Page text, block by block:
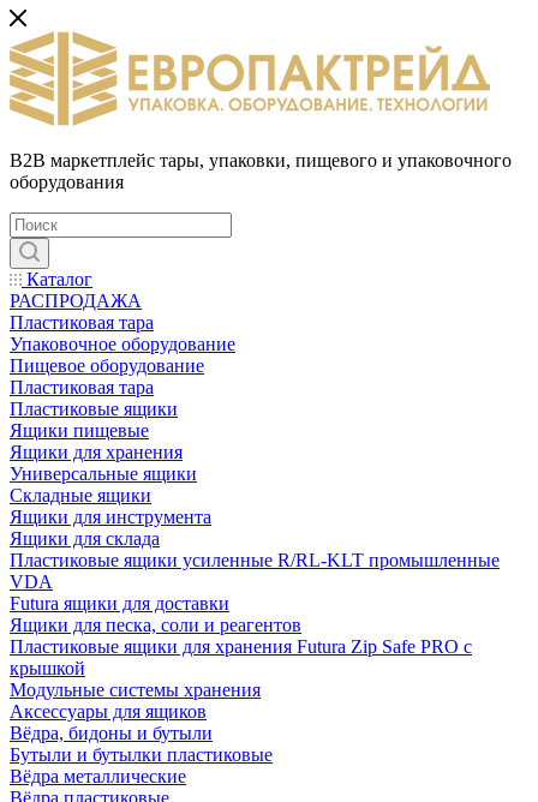
B2B маркетплейс тары, упаковки, пищевого и упаковочного
оборудования
Каталог
РАСПРОДАЖА
Пластиковая тара
Упаковочное оборудование
Пищевое оборудование
Пластиковая тара
Пластиковые ящики
Ящики пищевые
Ящики для хранения
Универсальные ящики
Складные ящики
Ящики для инструмента
Ящики для склада
Пластиковые ящики усиленные R/RL-KLT промышленные
VDA
Futura ящики для доставки
Ящики для песка, соли и реагентов
Пластиковые ящики для хранения Futura Zip Safe PRO с
крышкой
Модульные системы хранения
Аксессуары для ящиков
Вёдра, бидоны и бутыли
Бутыли и бутылки пластиковые
Вёдра металлические
Вёдра пластиковые